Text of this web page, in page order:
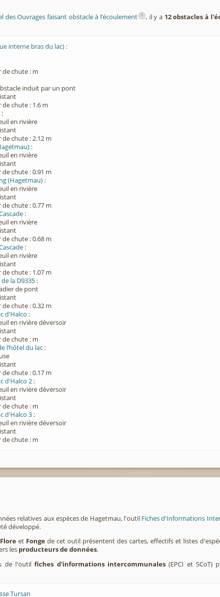
des Ouvrages faisant obstacle à l’écoulement i , il y a 12 obstacles à
interne bras du lac) :
chute : m
induit par un pont
chute : 1.6 m
:
en rivière
chute : 2.12 m
:
en rivière
chute : 0.91 m
(Hagetmau) :
en rivière
chute : 0.77 m
:
en rivière
chute : 0.68 m
:
en rivière
chute : 1.07 m
la D9335 :
de pont
chute : 0.32 m
d'Halco :
en rivière déversoir
chute : m
l’hôtel du lac :
chute : 0.17 m
d'Halco 2 :
en rivière déversoir
chute : m
d'Halco 3 :
en rivière déversoir
chute : m
relatives aux espèces de Hagetmau, l'outil Fiches d'Informations
développé.
Flore et Fonge de cet outil présentent des cartes, effectifs et listes
les producteurs de données.
de l'outilfiches d'informations intercommunales(EPCI et SCoT)
Tursan